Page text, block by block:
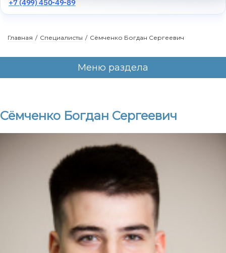
+7 (499) 450-49-89
Главная / Специалисты / Сёмченко Богдан Сергеевич
Сёмченко Богдан Сергеевич
Меню раздела